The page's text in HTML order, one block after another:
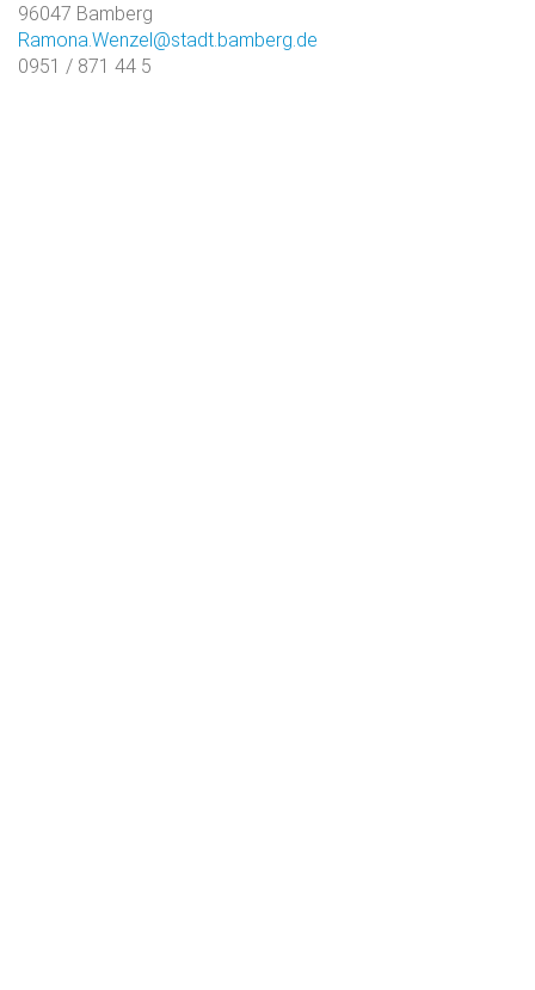
96047 Bamberg
Ramona.Wenzel@stadt.bamberg.de
0951 / 871 44 5